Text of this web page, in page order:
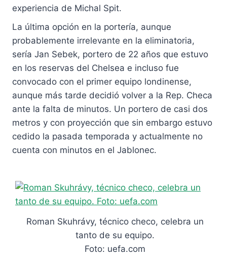
experiencia de Michal Spit.
La última opción en la portería, aunque
probablemente irrelevante en la eliminatoria,
sería Jan Sebek, portero de 22 años que estuvo
en los reservas del Chelsea e incluso fue
convocado con el primer equipo londinense,
aunque más tarde decidió volver a la Rep. Checa
ante la falta de minutos. Un portero de casi dos
metros y con proyección que sin embargo estuvo
cedido la pasada temporada y actualmente no
cuenta con minutos en el Jablonec.
Roman Skuhrávy, técnico checo, celebra un
tanto de su equipo.
Foto: uefa.com